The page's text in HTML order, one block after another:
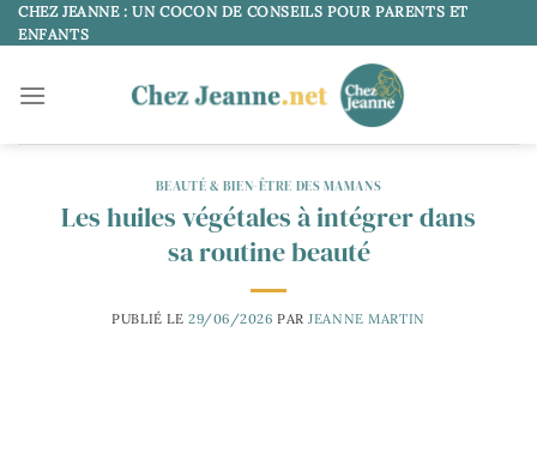
Passer
au
CHEZ JEANNE : UN COCON DE CONSEILS POUR PARENTS ET
ENFANTS
BEAUTÉ & BIEN-ÊTRE DES MAMANS
Les huiles végétales à intégrer dans
sa routine beauté
PUBLIÉ LE 29/06/2026 PAR JEANNE MARTIN